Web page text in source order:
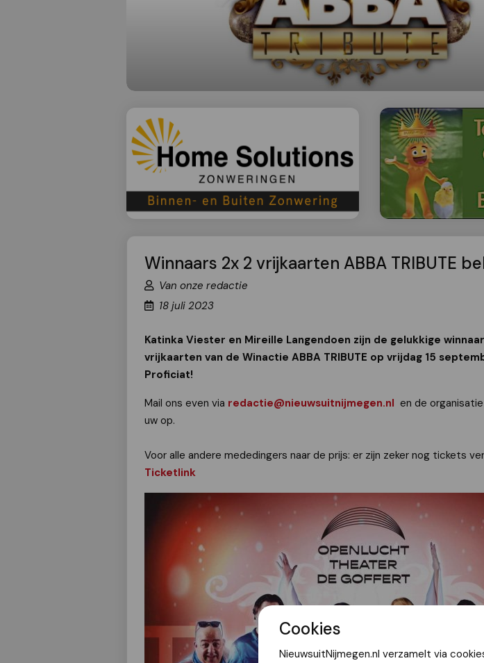
Cookies
NieuwsuitNijmegen.nl verzamelt via
Winnaars 2x 2 vrijkaarten ABBA TRIBUTE
Van onze redactie
18 juli 2023
Katinka Viester en Mireille Langendoen zijn de gelukkige
vrijkaarten van de Winactie ABBA TRIBUTE op vrijdag 15
Proficiat!
Mail ons even via redactie@nieuwsuitnijmegen.nl en de
uw op.
Voor alle andere mededingers naar de prijs: er zijn zeker nog tickets
Ticketlink